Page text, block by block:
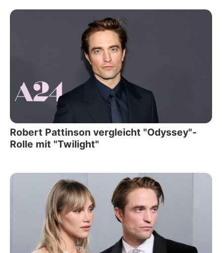
Robert Pattinson vergleicht "Odyssey"-
Rolle mit "Twilight"